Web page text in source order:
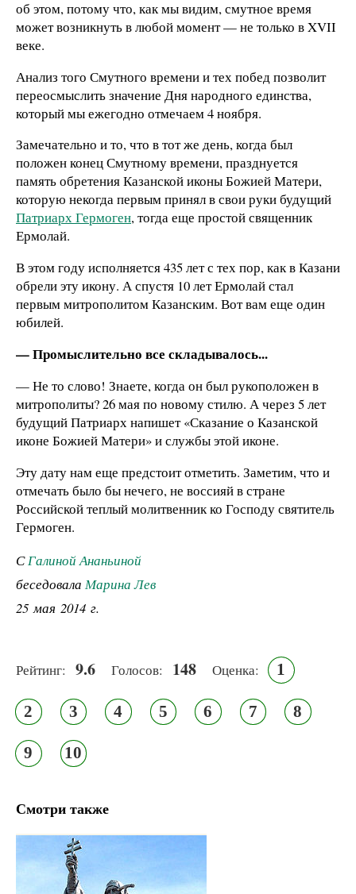
об этом, потому что, как мы видим, смутное время
может возникнуть в любой момент — не только в XVII
веке.
Анализ того Смутного времени и тех побед позволит
переосмыслить значение Дня народного единства,
который мы ежегодно отмечаем 4 ноября.
Замечательно и то, что в тот же день, когда был
положен конец Смутному времени, празднуется
память обретения Казанской иконы Божией Матери,
которую некогда первым принял в свои руки будущий
Патриарх Гермоген, тогда еще простой священник
Ермолай.
В этом году исполняется 435 лет с тех пор, как в Казани
обрели эту икону. А спустя 10 лет Ермолай стал
первым митрополитом Казанским. Вот вам еще один
юбилей.
— Промыслительно все складывалось...
— Не то слово! Знаете, когда он был рукоположен в
митрополиты? 26 мая по новому стилю. А через 5 лет
будущий Патриарх напишет «Сказание о Казанской
иконе Божией Матери» и службы этой иконе.
Эту дату нам еще предстоит отметить. Заметим, что и
отмечать было бы нечего, не воссияй в стране
Российской теплый молитвенник ко Господу святитель
Гермоген.
СГалиной Ананьиной
беседовала Марина Лев
25 мая 2014 г.
Рейтинг: 9.6 Голосов: 148 Оценка: 1
2 3 4 5 6 7 8
9 10
Смотри также